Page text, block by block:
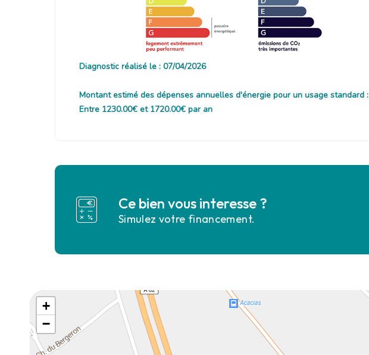
Diagnostic réalisé le : 07/04/2026
Montant estimé des dépenses annuelles d'énergie pour un usage standard :
Entre 1230.00€ et 1720.00€ par an
Ce bien vous interesse ?
Simulez votre financement.
+
−